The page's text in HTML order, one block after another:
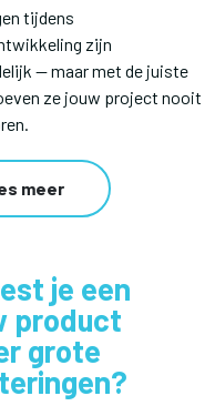
tijdens
zijn
— maar met de juiste
ze jouw project nooit
meer
je een
product
grote